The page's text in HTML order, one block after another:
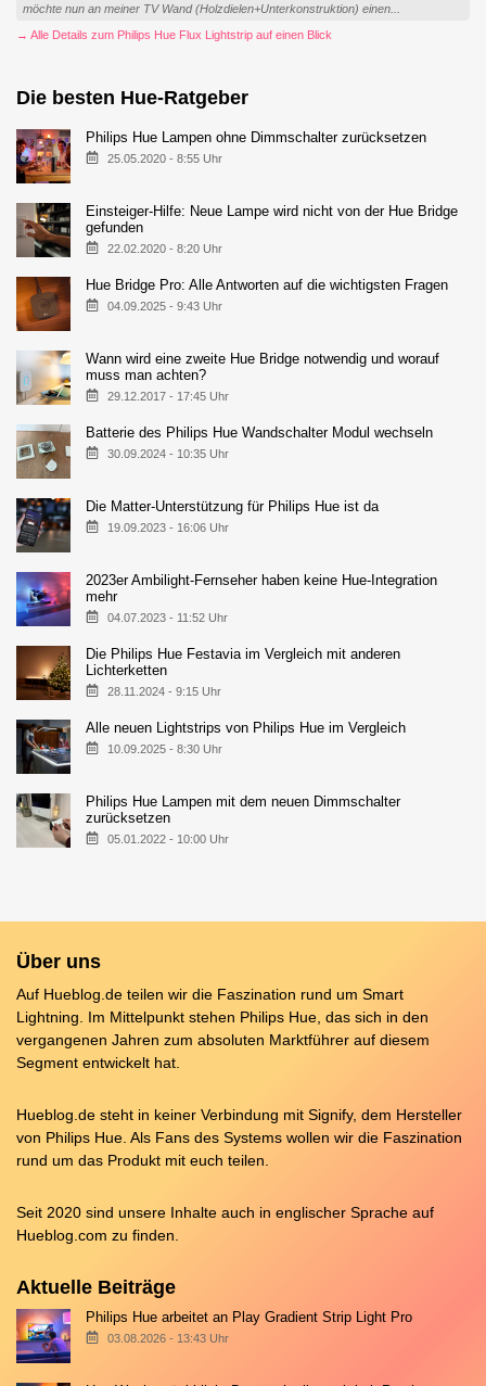
möchte nun an meiner TV Wand (Holzdielen+Unterkonstruktion) einen...
→ Alle Details zum Philips Hue Flux Lightstrip auf einen Blick
Die besten Hue-Ratgeber
Philips Hue Lampen ohne Dimmschalter zurücksetzen
25.05.2020 - 8:55 Uhr
Einsteiger-Hilfe: Neue Lampe wird nicht von der Hue Bridge
gefunden
22.02.2020 - 8:20 Uhr
Hue Bridge Pro: Alle Antworten auf die wichtigsten Fragen
04.09.2025 - 9:43 Uhr
Wann wird eine zweite Hue Bridge notwendig und worauf
muss man achten?
29.12.2017 - 17:45 Uhr
Batterie des Philips Hue Wandschalter Modul wechseln
30.09.2024 - 10:35 Uhr
Die Matter-Unterstützung für Philips Hue ist da
19.09.2023 - 16:06 Uhr
2023er Ambilight-Fernseher haben keine Hue-Integration
mehr
04.07.2023 - 11:52 Uhr
Die Philips Hue Festavia im Vergleich mit anderen
Lichterketten
28.11.2024 - 9:15 Uhr
Alle neuen Lightstrips von Philips Hue im Vergleich
10.09.2025 - 8:30 Uhr
Philips Hue Lampen mit dem neuen Dimmschalter
zurücksetzen
05.01.2022 - 10:00 Uhr
Über uns
Auf Hueblog.de teilen wir die Faszination rund um Smart
Lightning. Im Mittelpunkt stehen Philips Hue, das sich in den
vergangenen Jahren zum absoluten Marktführer auf diesem
Segment entwickelt hat.
Hueblog.de steht in keiner Verbindung mit Signify, dem Hersteller
von Philips Hue. Als Fans des Systems wollen wir die Faszination
rund um das Produkt mit euch teilen.
Seit 2020 sind unsere Inhalte auch in englischer Sprache auf
Hueblog.com zu finden.
Aktuelle Beiträge
Philips Hue arbeitet an Play Gradient Strip Light Pro
03.08.2026 - 13:43 Uhr